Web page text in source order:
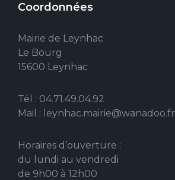
Coordonnées
Mairie de Leynhac
Le Bourg
15600 Leynhac
Tél : 04.71.49.04.92
Mail : leynhac.mairie@wanadoo.fr
Horaires d’ouverture :
du lundi au vendredi
de 9h00 à 12h00